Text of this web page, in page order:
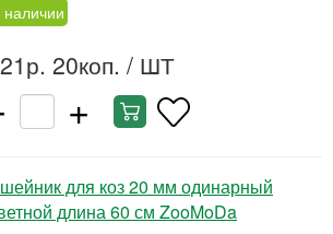
наличии
20коп. / ШТ
+
для коз 20 мм одинарный
длина 60 см ZooMoDa